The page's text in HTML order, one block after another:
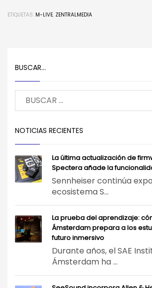
ETIQUETAS: M-LIVE, ZENTRALMEDIA
BUSCAR…
NOTICIAS RECIENTES
La última actualización de
Spectera añade la
Sennheiser continúa
ecosistema S...
La prueba del aprendizaje:
Ámsterdam prepara a los
futuro inmersivo
Durante años, el SAE
Ámsterdam ha ...